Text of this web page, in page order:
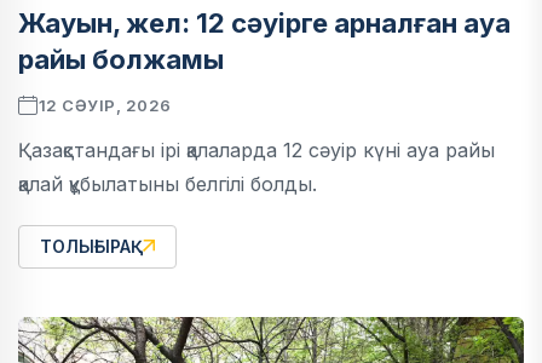
Жауын, жел: 12 сәуірге арналған ауа
райы болжамы
12 СӘУІР, 2026
Қазақстандағы ірі қалаларда 12 сәуір күні ауа райы
қалай құбылатыны белгілі болды.
ТОЛЫҒЫРАҚ